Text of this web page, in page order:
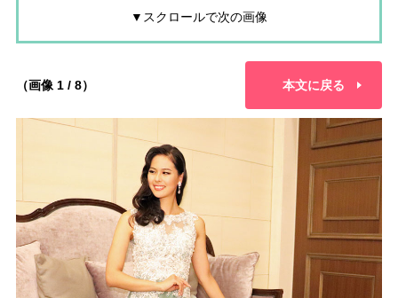
▼スクロールで次の画像
（画像 1 / 8） 本文に戻る